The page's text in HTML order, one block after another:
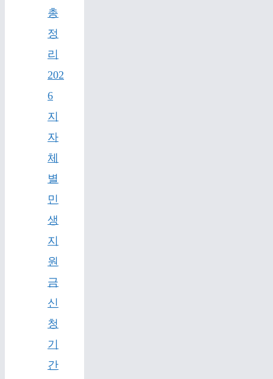
총
정
리
202
6
지
자
체
별
민
생
지
원
금
신
청
기
간